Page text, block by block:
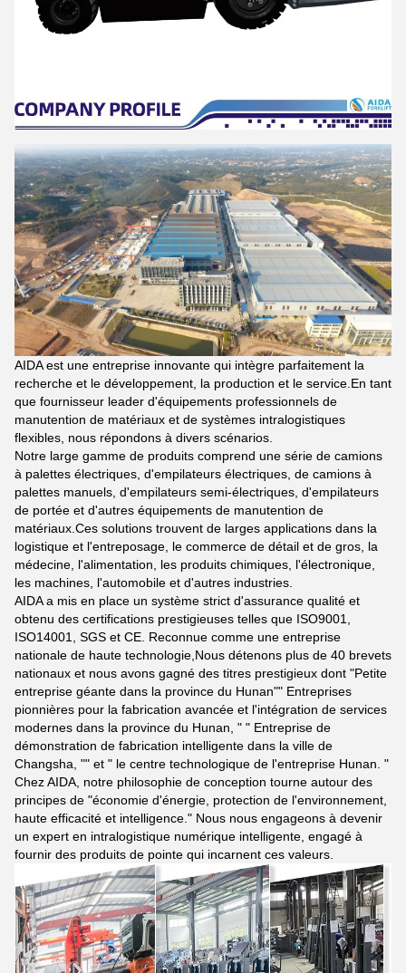
AIDA est une entreprise innovante qui intègre parfaitement la
recherche et le développement, la production et le service.En tant
que fournisseur leader d'équipements professionnels de
manutention de matériaux et de systèmes intralogistiques
flexibles, nous répondons à divers scénarios.
Notre large gamme de produits comprend une série de camions
à palettes électriques, d'empilateurs électriques, de camions à
palettes manuels, d'empilateurs semi-électriques, d'empilateurs
de portée et d'autres équipements de manutention de
matériaux.Ces solutions trouvent de larges applications dans la
logistique et l'entreposage, le commerce de détail et de gros, la
médecine, l'alimentation, les produits chimiques, l'électronique,
les machines, l'automobile et d'autres industries.
AIDA a mis en place un système strict d'assurance qualité et
obtenu des certifications prestigieuses telles que ISO9001,
ISO14001, SGS et CE. Reconnue comme une entreprise
nationale de haute technologie,Nous détenons plus de 40 brevets
nationaux et nous avons gagné des titres prestigieux dont "Petite
entreprise géante dans la province du Hunan"" Entreprises
pionnières pour la fabrication avancée et l'intégration de services
modernes dans la province du Hunan, " " Entreprise de
démonstration de fabrication intelligente dans la ville de
Changsha, "" et " le centre technologique de l'entreprise Hunan. "
Chez AIDA, notre philosophie de conception tourne autour des
principes de "économie d'énergie, protection de l'environnement,
haute efficacité et intelligence." Nous nous engageons à devenir
un expert en intralogistique numérique intelligente, engagé à
fournir des produits de pointe qui incarnent ces valeurs.